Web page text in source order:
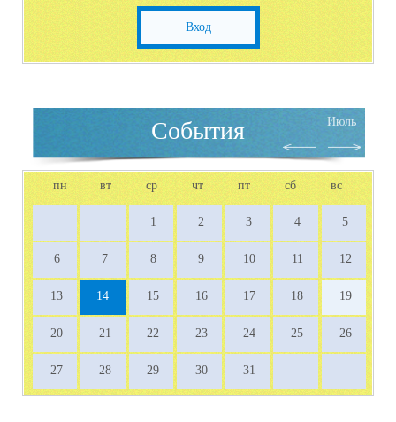
Вход
События Июль
пн вт ср чт пт сб вс
1 2 3 4 5
6 7 8 9 10 11 12
13 14 15 16 17 18 19
20 21 22 23 24 25 26
27 28 29 30 31